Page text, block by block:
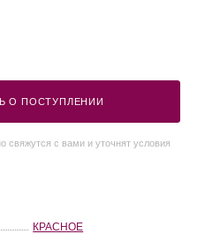
О ПОСТУПЛЕНИИ
свяжутся с вами и уточнят условия
КРАСНОЕ